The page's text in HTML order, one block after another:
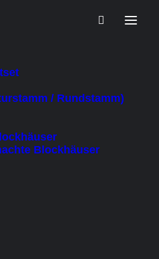
/ Rundstamm)
Blockhäuser
(Xenio WiFi)